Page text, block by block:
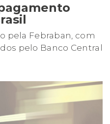
pela Febraban, com
pelo Banco Central